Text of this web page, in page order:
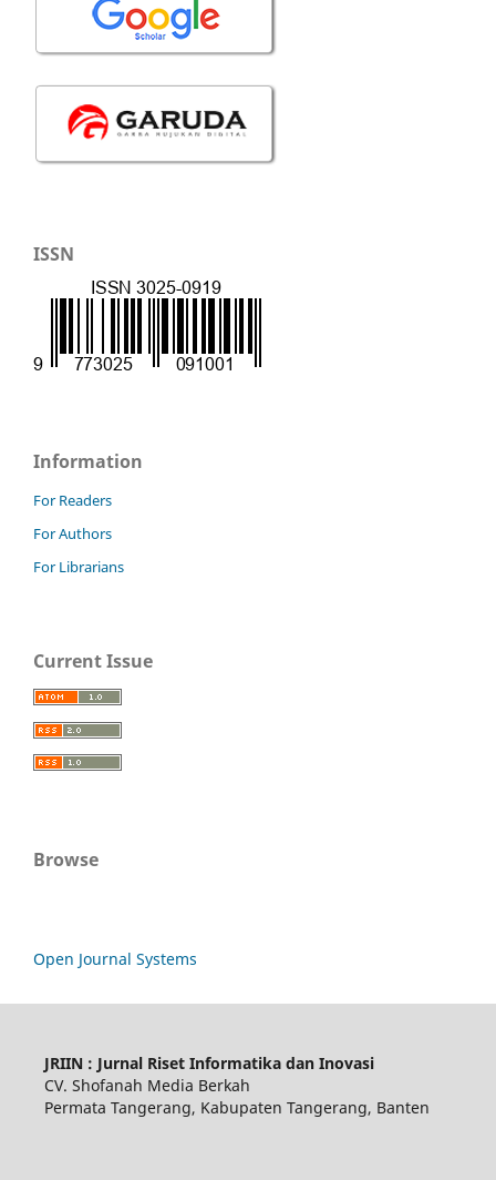
ISSN
Information
For Readers
For Authors
For Librarians
Current Issue
Browse
Open Journal Systems
JRIIN : Jurnal Riset Informatika dan Inovasi
CV. Shofanah Media Berkah
Permata Tangerang, Kabupaten Tangerang, Banten